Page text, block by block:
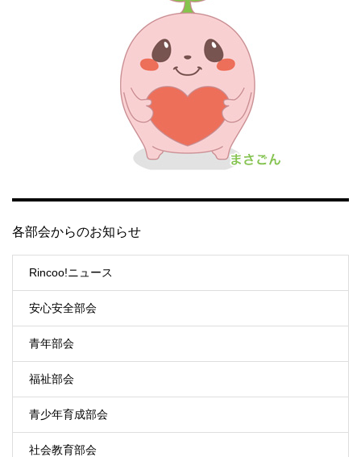
各部会からのお知らせ
Rincoo!ニュース
安心安全部会
青年部会
福祉部会
青少年育成部会
社会教育部会